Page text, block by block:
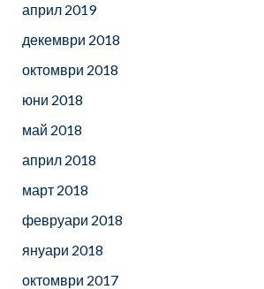
април 2019
декември 2018
октомври 2018
юни 2018
май 2018
април 2018
март 2018
февруари 2018
януари 2018
октомври 2017